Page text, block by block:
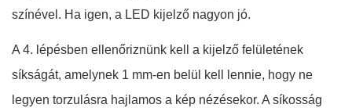
színével. Ha igen, a LED kijelző nagyon jó.
A 4. lépésben ellenőriznünk kell a kijelző felületének
síkságát, amelynek 1 mm-en belül kell lennie, hogy ne
legyen torzulásra hajlamos a kép nézésekor. A síkosság